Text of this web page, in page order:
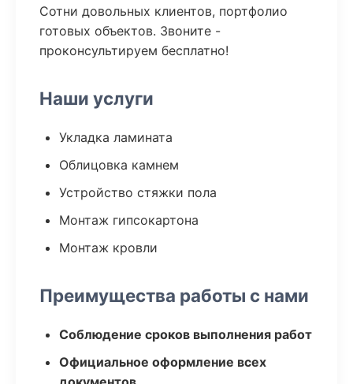
Сотни довольных клиентов, портфолио
готовых объектов. Звоните -
проконсультируем бесплатно!
Наши услуги
Укладка ламината
Облицовка камнем
Устройство стяжки пола
Монтаж гипсокартона
Монтаж кровли
Преимущества работы с нами
Соблюдение сроков выполнения работ
Официальное оформление всех